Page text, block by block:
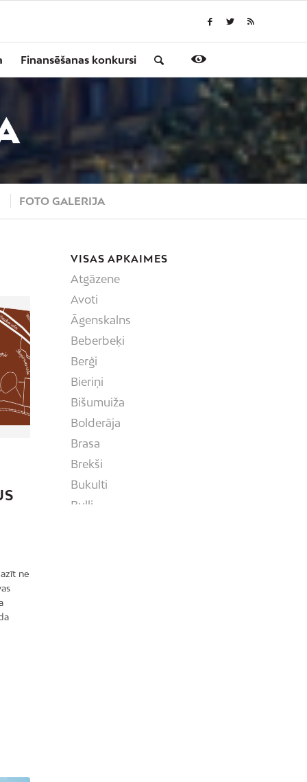
Finansēšanas konkursi
FOTO GALERIJA
ne
VISAS APKAIMES
Atgāzene
Avoti
Āgenskalns
Beberbeķi
Berģi
Bieriņi
Bišumuiža
Bolderāja
Brasa
Brekši
Bukulti
Buļļi